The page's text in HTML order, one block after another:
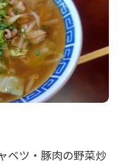
ベツ・豚肉の野菜炒